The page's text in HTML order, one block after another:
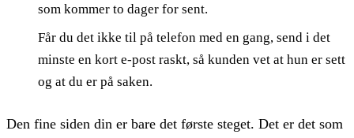
som kommer to dager for sent.
Får du det ikke til på telefon med en gang, send i det
minste en kort e-post raskt, så kunden vet at hun er sett
og at du er på saken.
Den fine siden din er bare det første steget. Det er det som